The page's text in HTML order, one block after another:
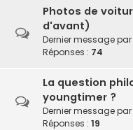
Photos de
d'avant)
Dernier message par
Réponses : 74
La question
youngtimer ?
Dernier message par
Réponses : 19